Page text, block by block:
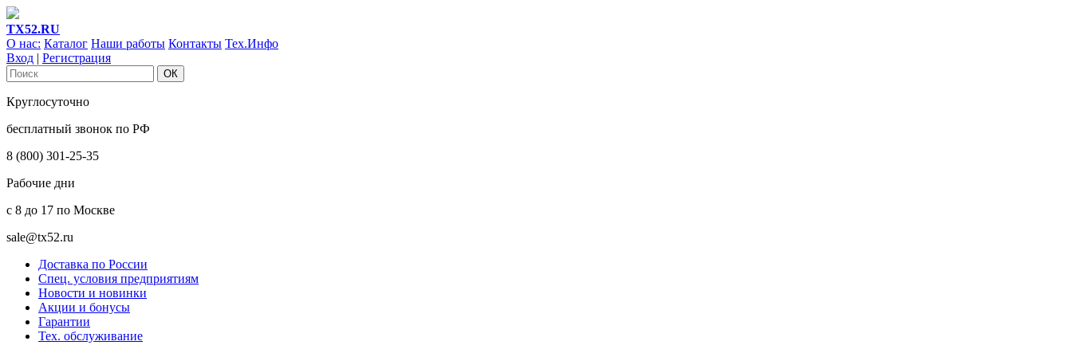
ТХ52.RU
О нас: Каталог Наши работы Контакты Тех.Инфо
Вход | Регистрация
Круглосуточно
бесплатный звонок по РФ
8 (800) 301-25-35
Рабочие дни
с 8 до 17 по Москве
sale@tx52.ru
Доставка по России
Спец. условия предприятиям
Новости и новинки
Акции и бонусы
Гарантии
Тех. обслуживание